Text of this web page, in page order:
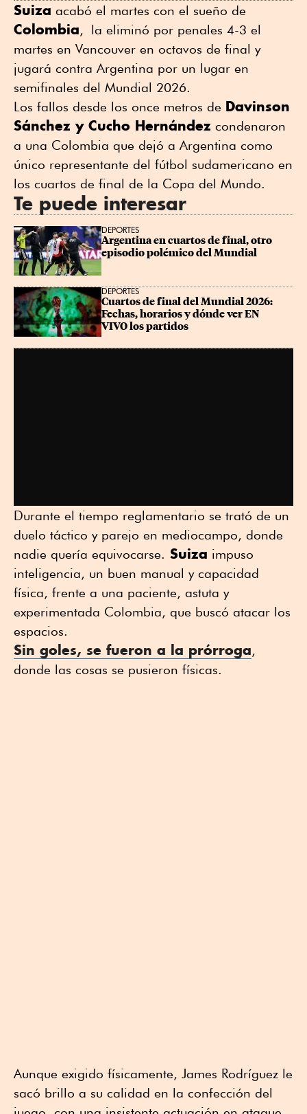
Suiza acabó el martes con el sueño de
Colombia, la eliminó por penales 4-3 el
martes en Vancouver en octavos de final y
jugará contra Argentina por un lugar en
semifinales del Mundial 2026.
Los fallos desde los once metros de Davinson
Sánchez y Cucho Hernández condenaron
a una Colombia que dejó a Argentina como
único representante del fútbol sudamericano en
los cuartos de final de la Copa del Mundo.
Te puede interesar
DEPORTES
Argentina en cuartos de final, otro
episodio polémico del Mundial
DEPORTES
Cuartos de final del Mundial 2026:
Fechas, horarios y dónde ver EN
VIVO los partidos
Durante el tiempo reglamentario se trató de un
duelo táctico y parejo en mediocampo, donde
nadie quería equivocarse. Suiza impuso
inteligencia, un buen manual y capacidad
física, frente a una paciente, astuta y
experimentada Colombia, que buscó atacar los
espacios.
Sin goles, se fueron a la prórroga,
donde las cosas se pusieron físicas.
Aunque exigido físicamente, James Rodríguez le
sacó brillo a su calidad en la confección del